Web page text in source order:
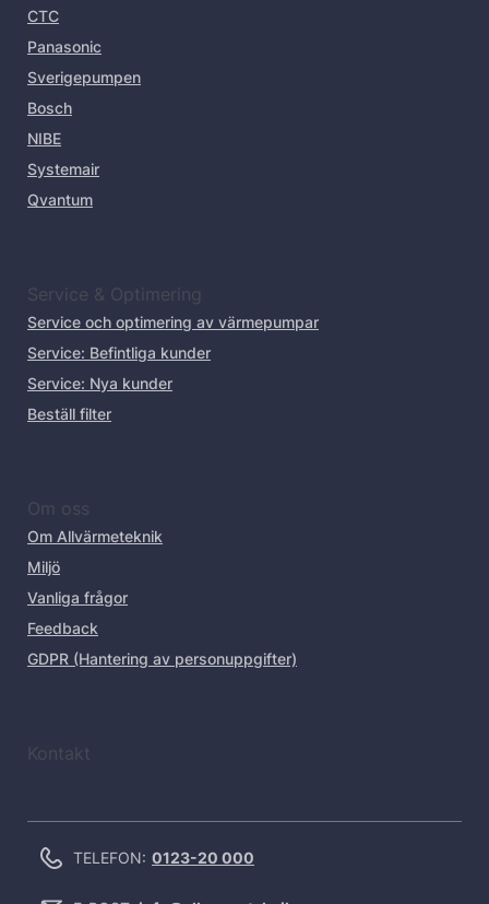
CTC
Panasonic
Sverigepumpen
Bosch
NIBE
Systemair
Qvantum
Service & Optimering
Service och optimering av värmepumpar
Service: Befintliga kunder
Service: Nya kunder
Beställ filter
Om oss
Om Allvärmeteknik
Miljö
Vanliga frågor
Feedback
GDPR (Hantering av personuppgifter)
Kontakt
TELEFON: 0123-20 000